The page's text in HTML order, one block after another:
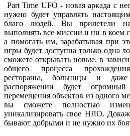
Part Time UFO - новая аркада с
нужно будет управлять
благо людей. Вы прилетели
выполнять все миссии и ни в коем
а помогать им, зарабатывая при
игры будет доступна только одна
сможете открывать новые, в
общего процесса
рестораны, больницы и
распоряжении будет
перемещения объектов из одного
вы сможете полностью
уникализировать свое НЛО.
бывают добрыми и не нужно их